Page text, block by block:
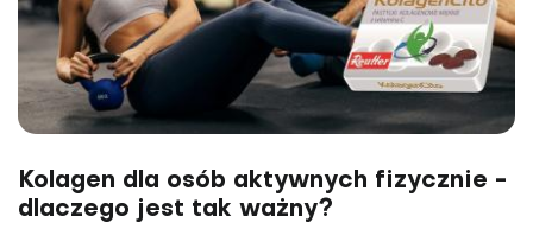
Kolagen dla osób aktywnych fizycznie -
dlaczego jest tak ważny?